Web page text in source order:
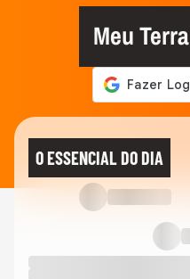
Meu Terra
O ESSENCIAL DO DIA